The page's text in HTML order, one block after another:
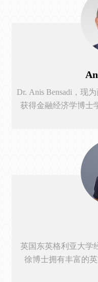
获得中国区英国皇家
地产科技创新大奖，
才库邀请并
Dr. Anis Bensadi，现
获得金融经济学博士
生量化经济和风险管
部门担任高级经理，
模和验证方面拥有12
审计任务期间与欧洲
参与了风险管理领域
期原理、预测建模，
发、增强和验证测量
包括市场
英国东英格利亚大学
徐博士拥有丰富的